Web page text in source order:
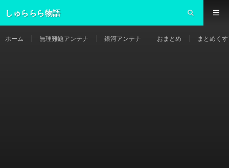
しゅららら物語
ホーム 無理難題アンテナ 銀河アンテナ おまとめ まとめく